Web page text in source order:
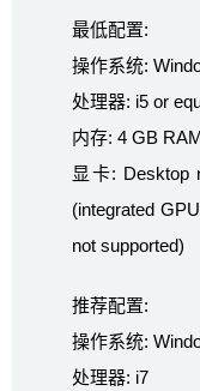
最低配置:
操作系统:
处理器: i5 or
内存: 4 GB
显卡: Desktop
(integrated
not supported)
推荐配置:
操作系统:
处理器: i7